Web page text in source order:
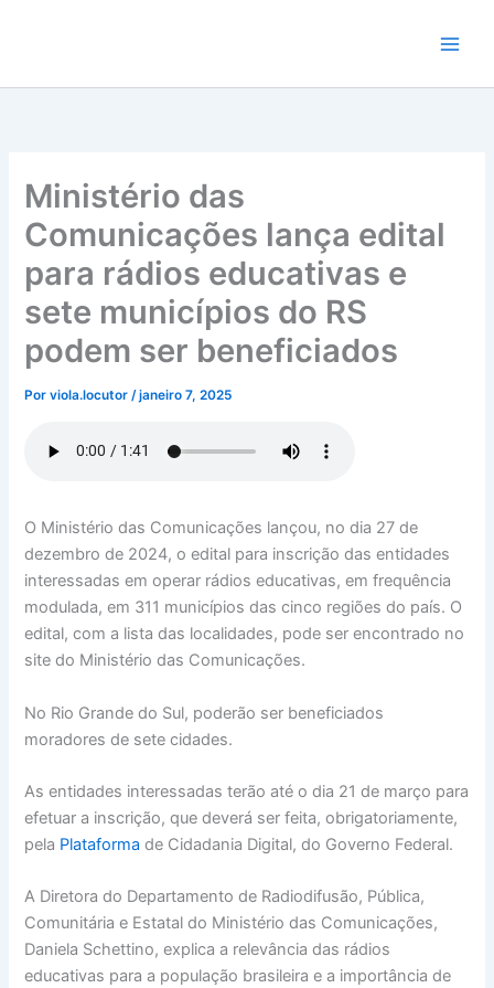
conteúdo
Ministério das
Comunicações lança edital
para rádios educativas e
sete municípios do RS
podem ser beneficiados
Porviola.locutor/janeiro 7, 2025
O Ministério das Comunicações lançou, no dia 27 de
dezembro de 2024, o edital para inscrição das entidades
interessadas em operar rádios educativas, em frequência
modulada, em 311 municípios das cinco regiões do país. O
edital, com a lista das localidades, pode ser encontrado no
site do Ministério das Comunicações.
No Rio Grande do Sul, poderão ser beneficiados
moradores de sete cidades.
As entidades interessadas terão até o dia 21 de março para
efetuar a inscrição, que deverá ser feita, obrigatoriamente,
pela Plataformade Cidadania Digital, do Governo Federal.
A Diretora do Departamento de Radiodifusão, Pública,
Comunitária e Estatal do Ministério das Comunicações,
Daniela Schettino, explica a relevância das rádios
educativas para a população brasileira e a importância de